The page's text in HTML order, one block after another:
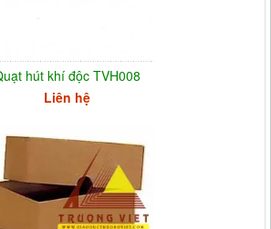
hút khí độc TVH008
Liên hệ